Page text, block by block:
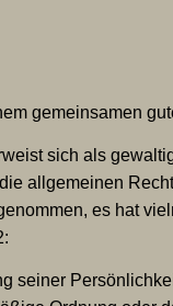
gemeinsamen
sich als
allgemeinen
es hat
seiner